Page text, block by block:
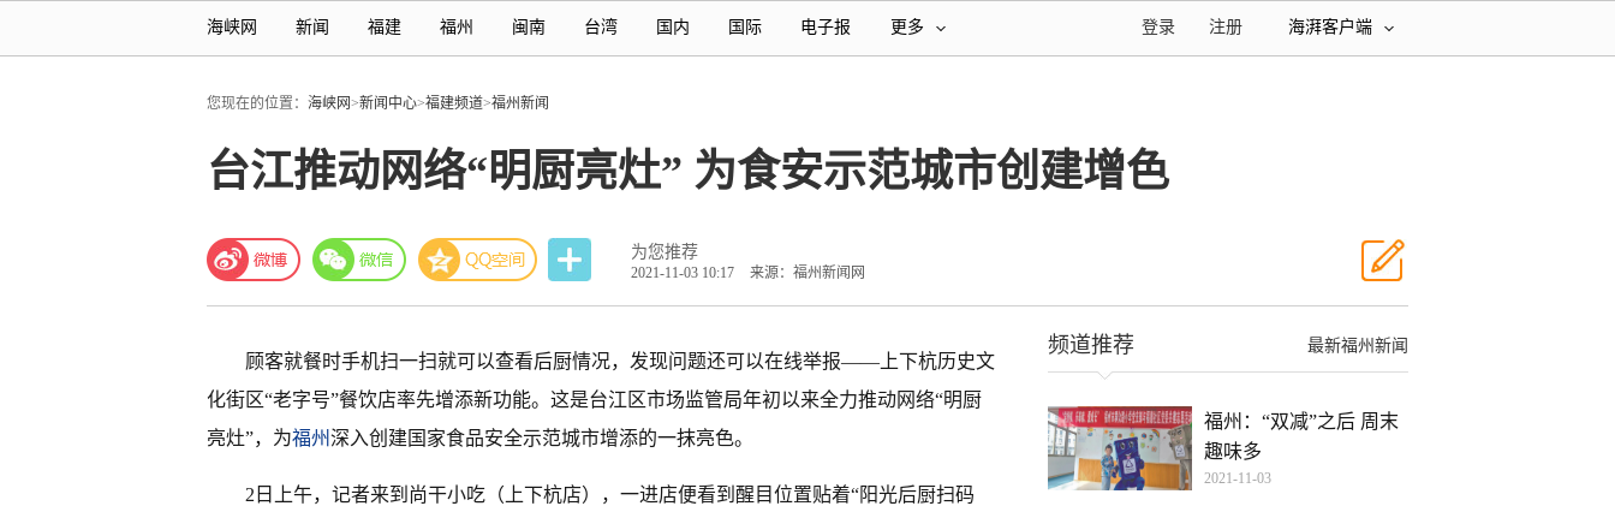
海峡网 新闻 福建 福州 闽南 台湾 国内 国际 电子报 更多 海湃客户端
注册
登录
您现在的位置： 海峡网>新闻中心>福建频道>福州新闻
台江推动网络“明厨亮灶” 为食安示范城市创建增色
为您推荐
2021-11-03 10:17 来源：福州新闻网
顾客就餐时手机扫一扫就可以查看后厨情况，发现问题还可以在线举报——上下杭历史文
化街区“老字号”餐饮店率先增添新功能。这是台江区市场监管局年初以来全力推动网络“明厨
亮灶”，为福州深入创建国家食品安全示范城市增添的一抹亮色。
2日上午，记者来到尚干小吃（上下杭店），一进店便看到醒目位置贴着“阳光后厨扫码
最新福州新闻
频道推荐
福州：“双减”之后 周末
趣味多
2021-11-03